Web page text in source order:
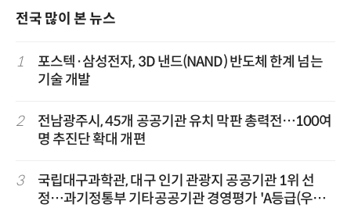
전국 많이 본 뉴스
1
포스텍·삼성전자, 3D 낸드(NAND) 반도체 한계 넘는
기술 개발
2
전남광주시, 45개 공공기관 유치 막판 총력전…100여
명 추진단 확대 개편
3
국립대구과학관, 대구 인기 관광지 공공기관 1위 선
정…과기정통부 기타공공기관 경영평가 'A등급(우수)'